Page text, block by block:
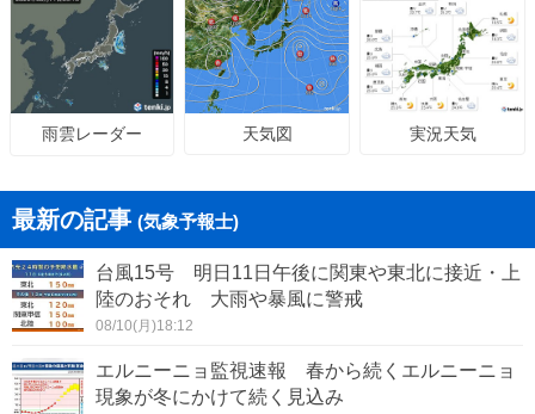
雨雲レーダー 天気図 実況天気
最新の記事 (気象予報士)
台風15号 明日11日午後に関東や東北に接近・上
陸のおそれ 大雨や暴風に警戒
08/10(月)18:12
エルニーニョ監視速報 春から続くエルニーニョ
現象が冬にかけて続く見込み